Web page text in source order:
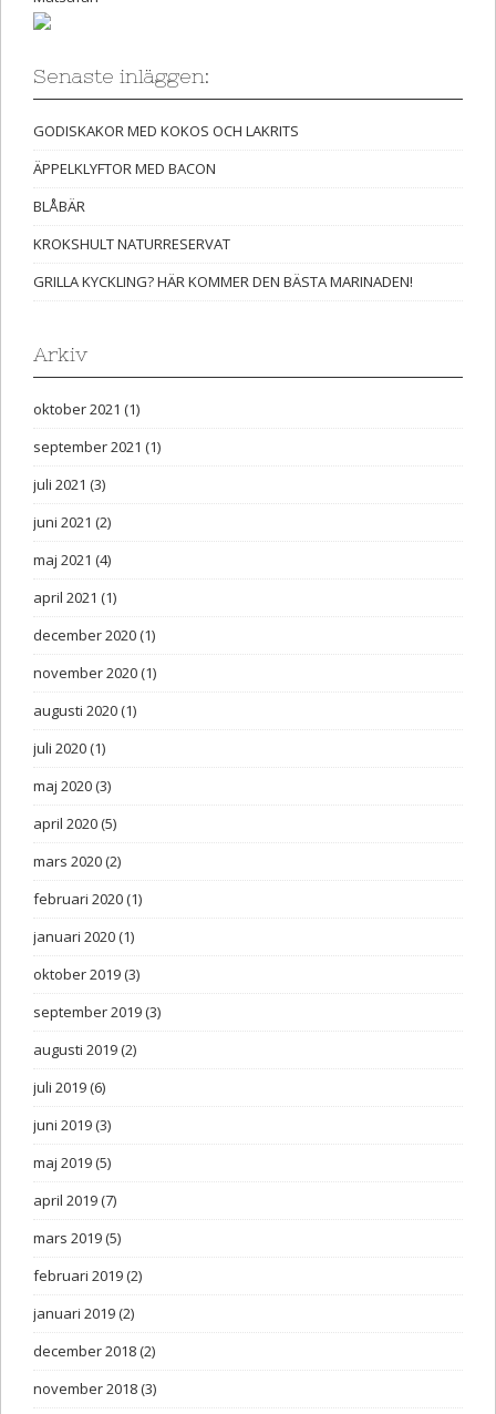
Senaste inläggen:
GODISKAKOR MED KOKOS OCH LAKRITS
ÄPPELKLYFTOR MED BACON
BLÅBÄR
KROKSHULT NATURRESERVAT
GRILLA KYCKLING? HÄR KOMMER DEN BÄSTA MARINADEN!
Arkiv
oktober 2021 (1)
september 2021 (1)
juli 2021 (3)
juni 2021 (2)
maj 2021 (4)
april 2021 (1)
december 2020(1)
november 2020(1)
augusti 2020(1)
juli 2020(1)
maj 2020(3)
april 2020(5)
mars 2020(2)
februari 2020(1)
januari 2020(1)
oktober 2019(3)
september 2019(3)
augusti 2019(2)
juli 2019(6)
juni 2019(3)
maj 2019(5)
april 2019(7)
mars 2019(5)
februari 2019(2)
januari 2019(2)
december 2018(2)
november 2018(3)